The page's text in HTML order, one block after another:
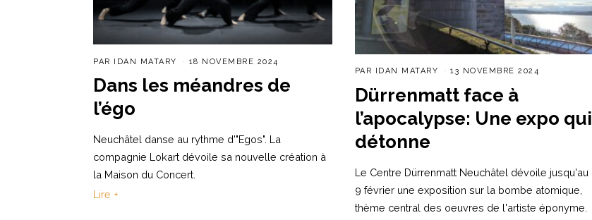
PAR IDAN MATARY 18 NOVEMBRE 2024
Dans les méandres de
l’égo
Neuchâtel danse au rythme d'"Egos". La
compagnie Lokart dévoile sa nouvelle création à
la Maison du Concert.
Lire +
PAR IDAN MATARY 13 NOVEMBRE 2024
Dürrenmatt face à
l’apocalypse: Une expo qui
détonne
Le Centre Dürrenmatt Neuchâtel dévoile jusqu'au
9 février une exposition sur la bombe atomique,
thème central des oeuvres de l'artiste éponyme.